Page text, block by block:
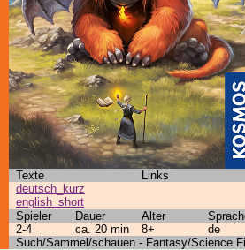
Texte Links
deutsch_kurz
english_short
Spieler
Dauer Alter
2-4
ca. 20 min 8+ de
Such/Sammel/schauen - Fantasy/Science